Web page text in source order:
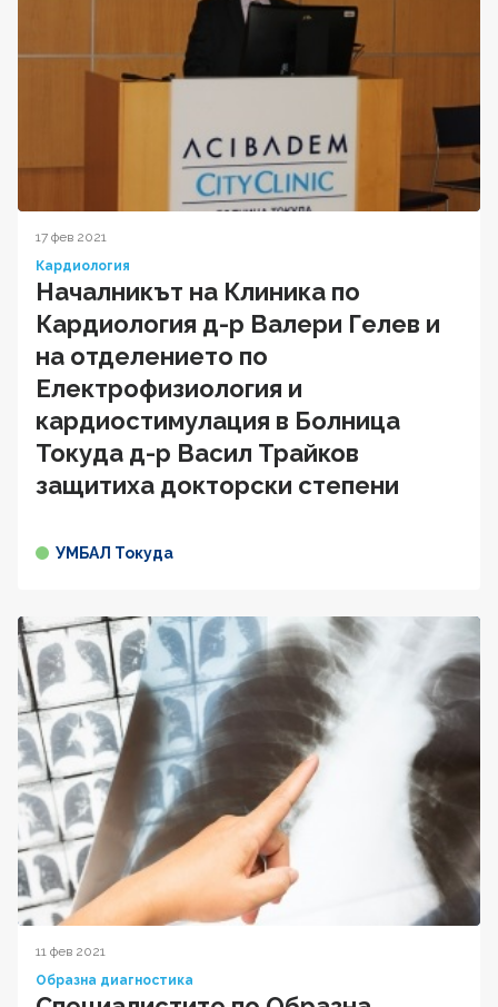
17 фев 2021
Кардиология
Началникът на Клиника по
Кардиология д-р Валери Гелев и
на отделението по
Електрофизиология и
кардиостимулация в Болница
Токуда д-р Васил Трайков
защитиха докторски степени
УМБАЛ Токуда
11 фев 2021
Образна диагностика